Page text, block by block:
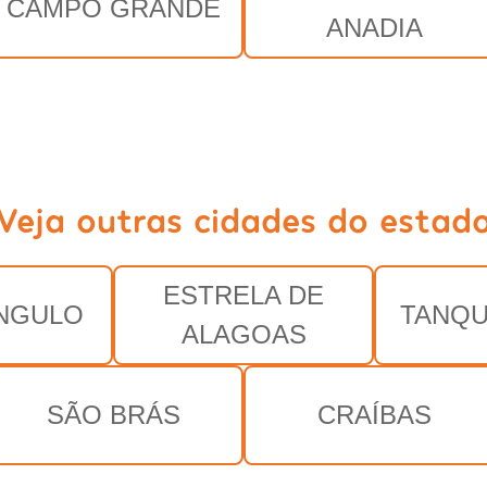
CAMPO GRANDE
ANADIA
outras cidades do
ESTRELA DE
ALAGOAS
SÃO BRÁS CRAÍBAS